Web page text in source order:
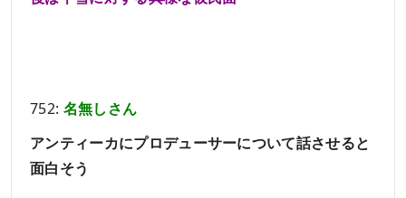
752: 名無しさん
アンティーカにプロデューサーについて話させると
面白そう